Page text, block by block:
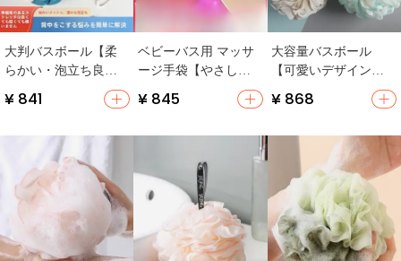
大判バスボール【柔
らかい・泡立ち良
好・バス用品・かわ
いいデザイン】
¥ 841
ベビーバス用 マッサ
ージ手袋【やさしい
洗浄・子供用・無痛
タイプ】
¥ 845
大容量バスボール
【可愛いデザイン・
バス用品・泡立つ入
浴用花】
¥ 868